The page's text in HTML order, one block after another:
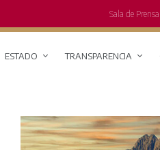
Sala de Prensa
ESTADO TRANSPARENCIA